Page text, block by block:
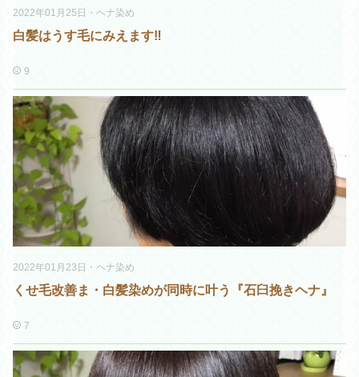
2022年01月25日 ・ ヘナ染め
白髪はうす毛にみえます‼️
9
2022年01月23日 ・ ヘナ染め
くせ毛改善ま・白髪染めが同時に叶う『石臼挽きヘナ』
7